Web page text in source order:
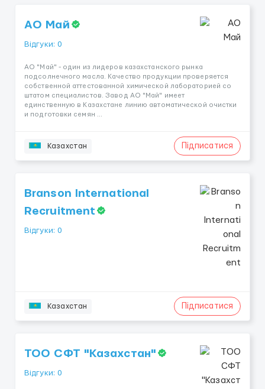
АО Май
Відгуки: 0
АО "Май" - один из лидеров казахстанского рынка
подсолнечного масла. Качество продукции проверяется
собственной аттестованной химической лабораторией со
штатом специалистов. Завод АО "Май" имеет
единственную в Казахстане линию автоматической очистки
и подготовки семян ...
Казахстан Підписатися
Branson International
Recruitment
Відгуки: 0
Казахстан Підписатися
ТОО СФТ "Казахстан"
Відгуки: 0